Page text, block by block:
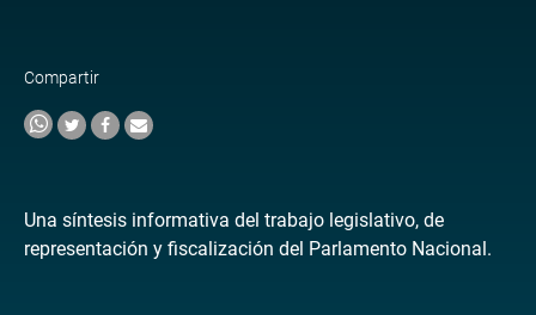
Compartir
Una síntesis informativa del trabajo legislativo, de
representación y fiscalización del Parlamento Nacional.